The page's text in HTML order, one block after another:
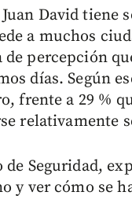
David
a muchos
percepción
días. Según
frente a 29 %
relativamente
de Seguridad,
y ver cómo se